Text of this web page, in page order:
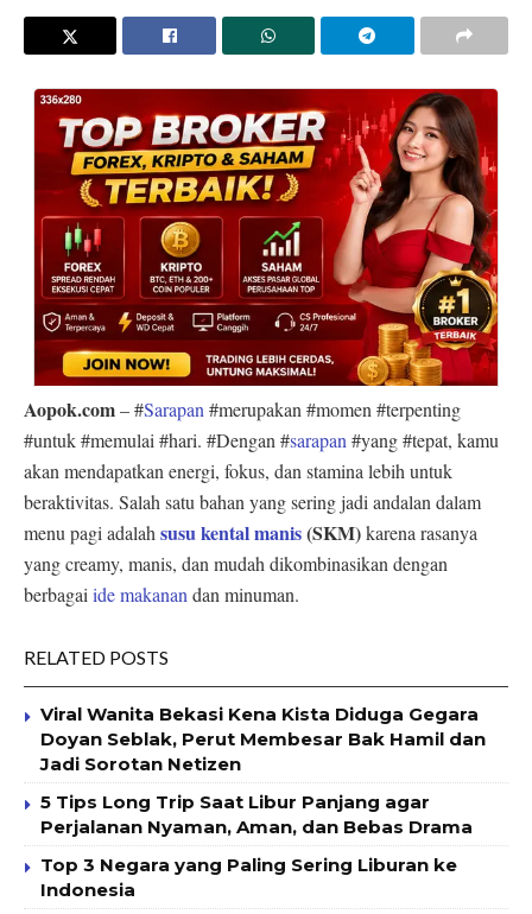
Aopok.com– #Sarapan#merupakan #momen #terpenting
#untuk #memulai #hari. #Dengan #sarapan#yang #tepat, kamu
akan mendapatkan energi, fokus, dan stamina lebih untuk
beraktivitas. Salah satu bahan yang sering jadi andalan dalam
menu pagi adalahsusu kental manis(SKM)karena rasanya
yang creamy, manis, dan mudah dikombinasikan dengan
berbagaiide makanandan minuman.
RELATED POSTS
Viral Wanita Bekasi Kena Kista Diduga Gegara
Doyan Seblak, Perut Membesar Bak Hamil dan
Jadi Sorotan Netizen
5 Tips Long Trip Saat Libur Panjang agar
Perjalanan Nyaman, Aman, dan Bebas Drama
Top 3 Negara yang Paling Sering Liburan ke
Indonesia